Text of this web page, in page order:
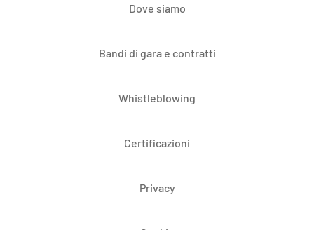
Dove siamo
Bandi di gara e contratti
Whistleblowing
Certificazioni
Privacy